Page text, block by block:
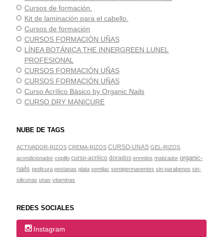
Cursos de formación.
Kit de laminación para el cabello.
Cursos de formación
CURSOS FORMACIÓN UÑAS
LÍNEA BOTÁNICA THE INNERGREEN LUNEL
PROFESIONAL
CURSOS FORMACIÓN UÑAS
CURSOS FORMACIÓN UÑAS
Curso Acrílico Básico by Organic Nails
CURSO DRY MANICURE
NUBE DE TAGS
ACTIVADOR-RIZOS CREMA-RIZOS CURSO-UNAS GEL-RIZOS
acondicionador cepillo curso-acrilico dorados enredos matizador organic-
nails pedicura pestanas plata semilac semipermanentes sin-parabenos sin-
siliconas unas vitaminas
REDES SOCIALES
Instagram